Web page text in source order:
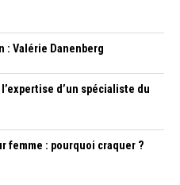
: Valérie Danenberg
d’un spécialiste du
femme : pourquoi craquer ?